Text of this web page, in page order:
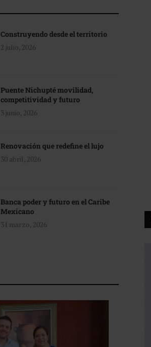
Construyendo desde el territorio
2 julio, 2026
Puente Nichupté movilidad,
competitividad y futuro
3 junio, 2026
Renovación que redefine el lujo
30 abril, 2026
Banca poder y futuro en el Caribe
Mexicano
31 marzo, 2026